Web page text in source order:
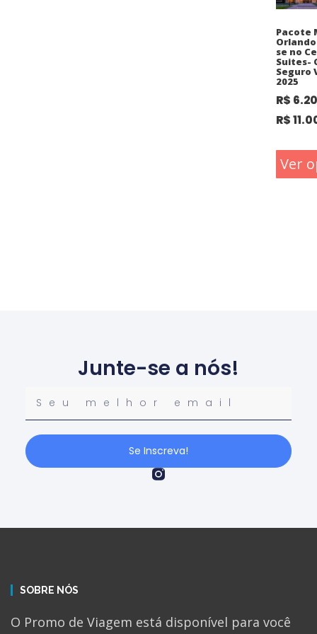
Pacote
se no
Suites-
Seguro
2025
R$
R$
Ver
Junte-se a nós!
Se Inscreva!
SOBRE NÓS
O Promo de Viagem está disponível para você